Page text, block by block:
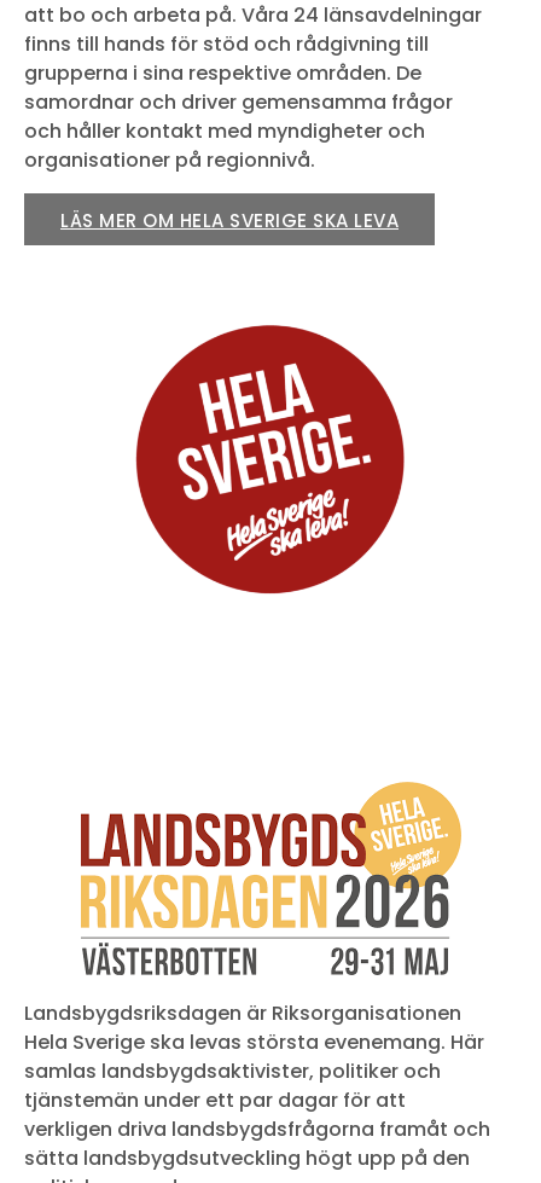
att bo och arbeta på. Våra 24 länsavdelningar
finns till hands för stöd och rådgivning till
grupperna i sina respektive områden. De
samordnar och driver gemensamma frågor
och håller kontakt med myndigheter och
organisationer på regionnivå.
LÄS MER OM HELA SVERIGE SKA LEVA
Landsbygdsriksdagen är Riksorganisationen
Hela Sverige ska levas största evenemang. Här
samlas landsbygdsaktivister, politiker och
tjänstemän under ett par dagar för att
verkligen driva landsbygdsfrågorna framåt och
sätta landsbygdsutveckling högt upp på den